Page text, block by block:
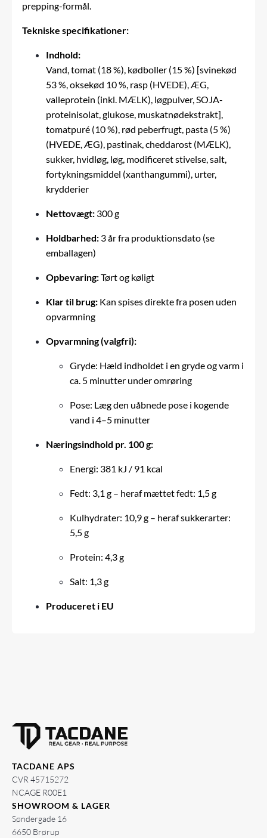
prepping-formål.
Tekniske specifikationer:
Indhold:
Vand, tomat (18 %), kødboller (15 %) [svinekød
53 %, oksekød 10 %, rasp (HVEDE), ÆG,
valleprotein (inkl. MÆLK), løgpulver, SOJA-
proteinisolat, glukose, muskatnødekstrakt],
tomatpuré (10 %), rød peberfrugt, pasta (5 %)
(HVEDE, ÆG), pastinak, cheddarost (MÆLK),
sukker, hvidløg, løg, modificeret stivelse, salt,
fortykningsmiddel (xanthangummi), urter,
krydderier
Nettovægt: 300 g
Holdbarhed: 3 år fra produktionsdato (se
emballagen)
Opbevaring:Tørt og køligt
Klar til brug: Kan spises direkte fra posen uden
opvarmning
Opvarmning (valgfri):
Gryde: Hæld indholdet i en gryde og varm i
ca. 5 minutter under omrøring
Pose: Læg den uåbnede pose i kogende
vand i 4–5 minutter
Næringsindhold pr. 100 g:
Energi: 381 kJ / 91 kcal
Fedt: 3,1 g – heraf mættet fedt: 1,5 g
Kulhydrater: 10,9 g – heraf sukkerarter:
5,5 g
Protein: 4,3 g
Salt: 1,3 g
Produceret i EU
TACDANE APS
CVR 45715272
NCAGE R00E1
SHOWROOM & LAGER
Søndergade 16
6650 Brørup